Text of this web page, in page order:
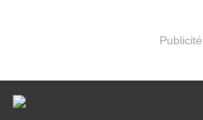
Publicité